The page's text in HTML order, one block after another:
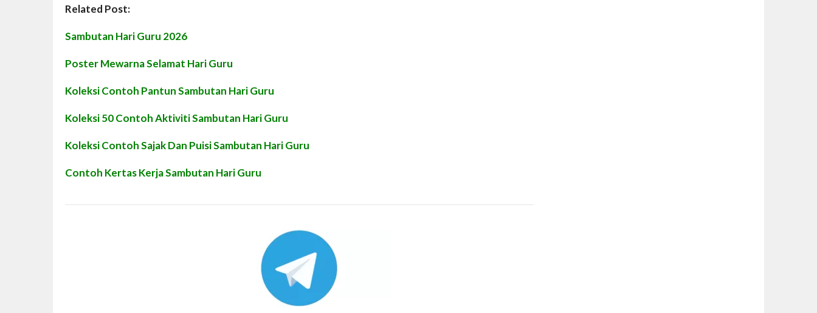
Related Post:
Sambutan Hari Guru 2026
Poster Mewarna Selamat Hari Guru
Koleksi Contoh Pantun Sambutan Hari Guru
Koleksi 50 Contoh Aktiviti Sambutan Hari Guru
Koleksi Contoh Sajak Dan Puisi Sambutan Hari Guru
Contoh Kertas Kerja Sambutan Hari Guru